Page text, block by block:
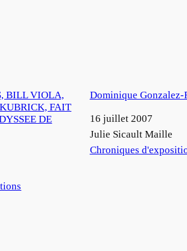
BILL VIOLA,
FAIT
DE
Dominique Gonzalez-
Date
16 juillet 2007
Auteur
Julie Sicault Maille
Par rapport à
Chroniques